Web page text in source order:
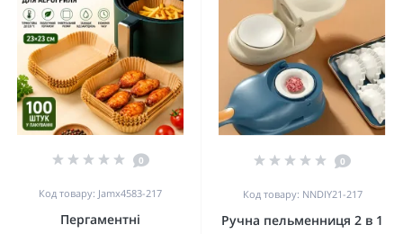
0
Код товару: Jamx4583-217
Пергаментні
0
Код товару: NNDIY21-217
Ручна пельменниця 2 в 1